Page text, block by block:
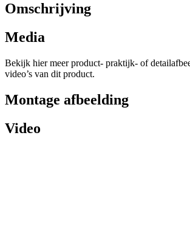
Omschrijving
Media
Bekijk hier meer product- praktijk- of
video’s van dit product.
Montage afbeelding
Video